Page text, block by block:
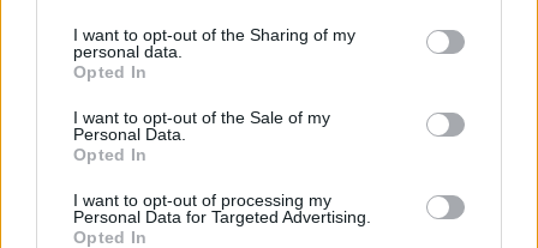
not limited to your visit or usage behaviour. You may click to
grant or deny consent to Google and its third-party tags to
use your data for below specified purposes in below Google
consent section.
I want to opt-out of the Sharing of my
personal data.
Opted In
I want to opt-out of the Sale of my
Personal Data.
Opted In
I want to opt-out of processing my
Personal Data for Targeted Advertising.
Opted In